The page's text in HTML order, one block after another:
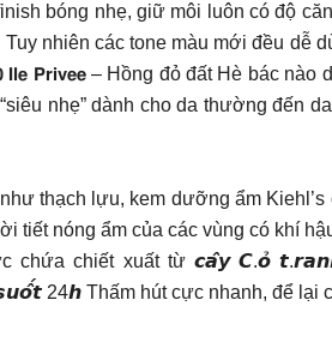
bóng nhẹ, giữ môi luôn có độ
nhiên các tone màu mới đều dễ
𝗜𝗹𝗲 𝗣𝗿𝗶𝘃𝗲𝗲 – Hồng đỏ đất Hè bác
“siêu nhẹ” dành cho da thường
thạch lựu, kem dưỡng ẩm
tiết nóng ẩm của các vùng có khí
chứa chiết xuất từ 𝙘𝙖̂𝙮 𝘾.𝙤̉
24𝙝 Thấm hút cực nhanh, để lại